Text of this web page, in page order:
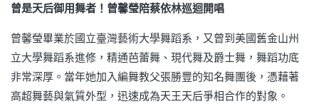
曾是天后御用舞者！曾馨瑩陪蔡依林巡迴開唱
曾馨瑩畢業於國立臺灣藝術大學舞蹈系，又曾到美國舊金山州
立大學舞蹈系進修，精通芭蕾舞、現代舞及爵士舞，舞蹈功底
非常深厚。當年她加入編舞教父張勝豐的知名舞團後，憑藉著
高超舞藝與氣質外型，迅速成為天王天后爭相合作的對象。